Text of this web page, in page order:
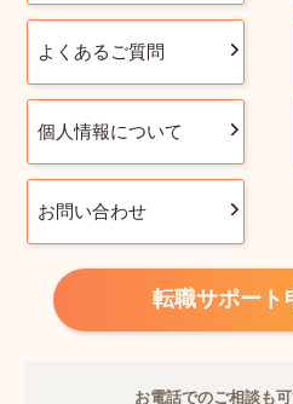
よくあるご質問
個人情報について
お問い合わせ
転職サポート
お電話でのご相談も